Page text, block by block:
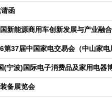
函
新能源商用车创新发展与产业融
37届中国家电交易会（中山家电
宁波)国际电子消费品及家用电器
备展览会